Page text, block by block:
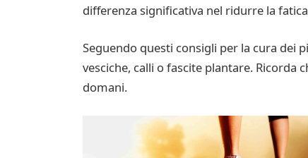
differenza significativa nel ridurre la
Seguendo questi consigli per la cura dei
vesciche, calli o fascite plantare.
domani.